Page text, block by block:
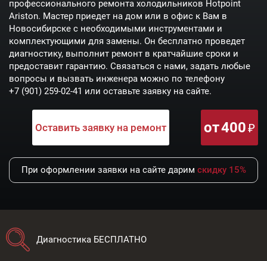
профессионального ремонта холодильников Hotpoint
Ariston. Мастер приедет на дом или в офис к Вам в
Новосибирске с необходимыми инструментами и
комплектующими для замены. Он бесплатно проведет
диагностику, выполнит ремонт в кратчайшие сроки и
предоставит гарантию. Связаться с нами, задать любые
вопросы и вызвать инженера можно по телефону
+7 (901) 259-02-41 или оставьте заявку на сайте.
Оставить заявку на ремонт от400
При оформлении заявки на сайте дарим скидку 15%
Диагностика БЕСПЛАТНО